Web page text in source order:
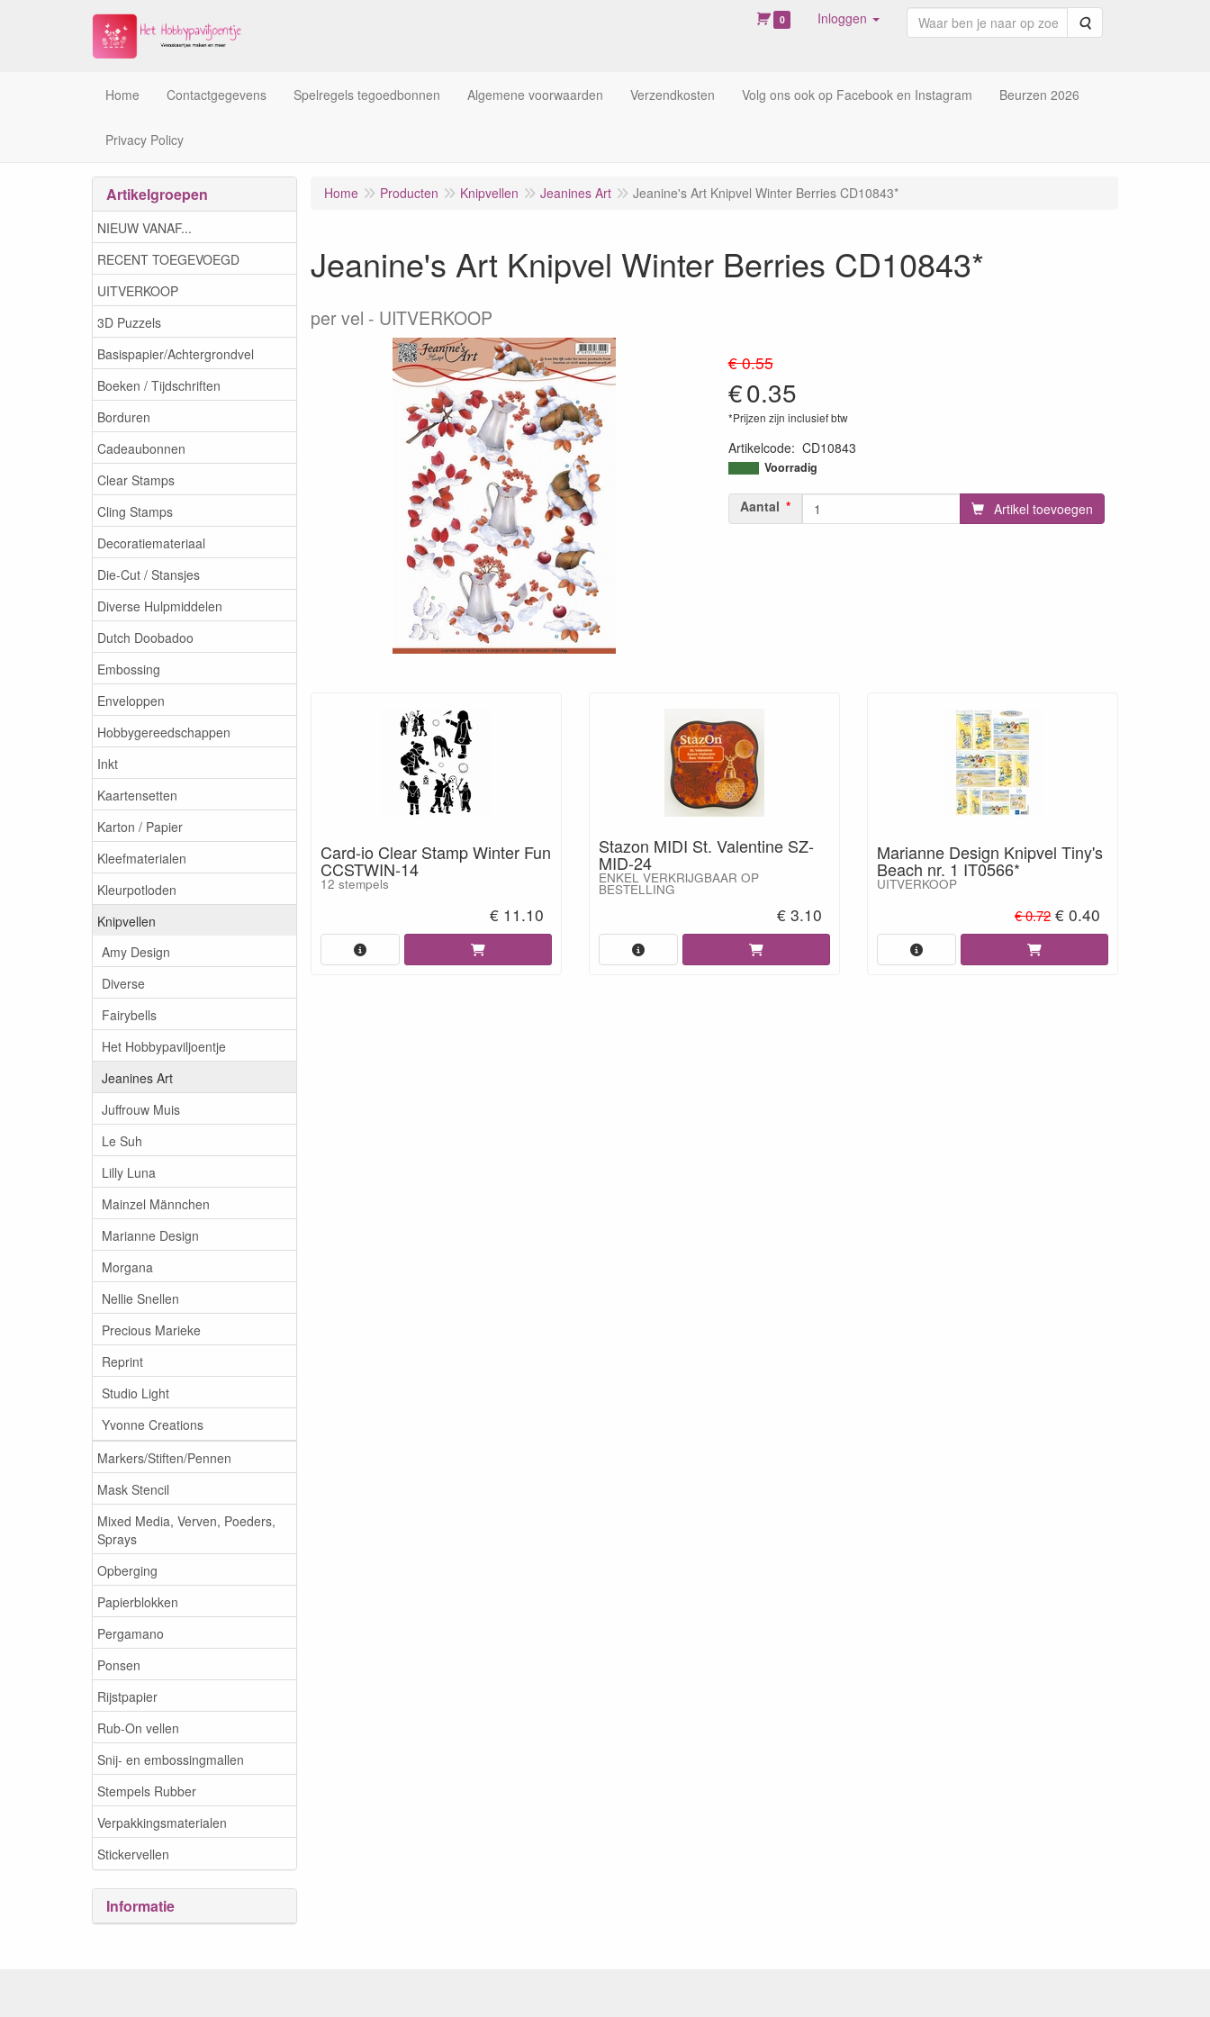
0 Inloggen Zoeken
Home Contactgegevens Spelregels tegoedbonnen Algemene voorwaarden Verzendkosten Volg ons ook op Facebook en Instagram Beurzen 2026
Privacy Policy
Artikelgroepen
NIEUW VANAF...
RECENT TOEGEVOEGD
UITVERKOOP
3D Puzzels
Basispapier/Achtergrondvel
Boeken / Tijdschriften
Borduren
Cadeaubonnen
Clear Stamps
Cling Stamps
Decoratiemateriaal
Die-Cut / Stansjes
Diverse Hulpmiddelen
Dutch Doobadoo
Embossing
Enveloppen
Hobbygereedschappen
Inkt
Kaartensetten
Karton / Papier
Kleefmaterialen
Kleurpotloden
Knipvellen
Amy Design
Diverse
Fairybells
Het Hobbypaviljoentje
Jeanines Art
Juffrouw Muis
Le Suh
Lilly Luna
Mainzel Männchen
Marianne Design
Morgana
Nellie Snellen
Precious Marieke
Reprint
Studio Light
Yvonne Creations
Markers/Stiften/Pennen
Mask Stencil
Mixed Media, Verven, Poeders,
Sprays
Opberging
Papierblokken
Pergamano
Ponsen
Rijstpapier
Rub-On vellen
Snij- en embossingmallen
Stempels Rubber
Verpakkingsmaterialen
Stickervellen
Informatie
Home Producten Knipvellen Jeanines Art Jeanine's Art Knipvel Winter Berries CD10843*
Jeanine's Art Knipvel Winter Berries CD10843*
per vel UITVERKOOP
€ 0.55
€0.35
*Prijzen zijn inclusief btw
Artikelcode: CD10843
8718715035119
Voorradig
Aantal Artikel toevoegen
Card-io Clear Stamp Winter Fun
CCSTWIN-14
12 stempels
€ 11.10
Stazon MIDI St. Valentine SZ-
MID-24
ENKEL VERKRIJGBAAR OP
BESTELLING
€ 3.10
Marianne Design Knipvel Tiny's
Beach nr. 1 IT0566*
UITVERKOOP
€ 0.72€ 0.40